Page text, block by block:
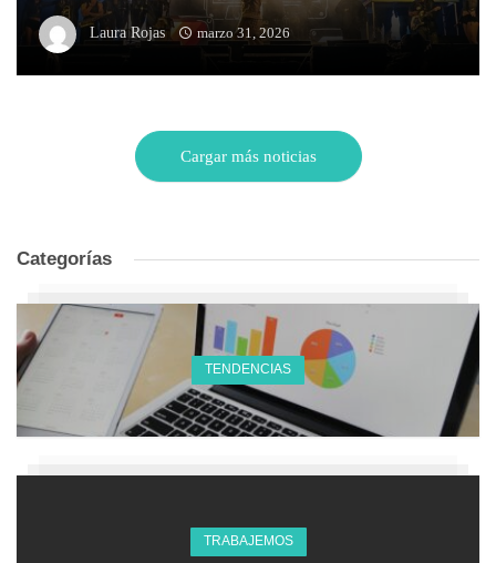
Laura Rojas marzo 31, 2026
Cargar más noticias
Categorías
TENDENCIAS
TRABAJEMOS